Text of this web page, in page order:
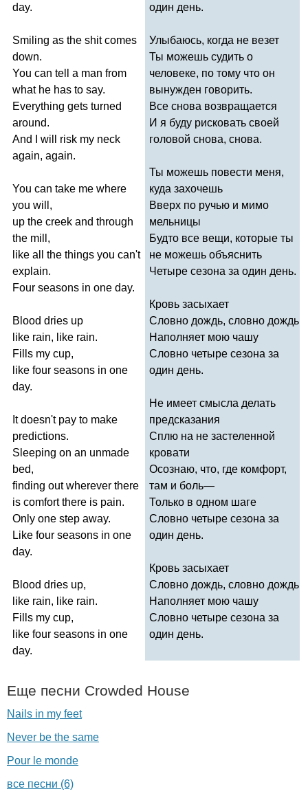
day.
Smiling as the shit comes
down.
You can tell a man from
what he has to say.
Everything gets turned
around.
And
will risk my neck
again, again.
You can take me where
you will ,
up the creek and through
the mill ,
like all the things you can't
explain.
Four seasons in one day.
Blood dries up
like rain, like rain.
Fills my cup,
like four seasons in one
day.
It doesn't pay to make
predictions.
Sleeping on an unmade
bed,
finding out wherever there
is comfort there is pain.
Only one step away.
Like four seasons in one
day.
Blood dries up,
like rain, like rain.
Fills my cup,
like four seasons in one
day.
один день.
Улыбаюсь, когда не везет
Ты можешь судить о
человеке, по тому что он
вынужден говорить.
Все снова возвращается
И я буду рисковать своей
головой снова, снова.
Ты можешь повести меня,
куда захочешь
Вверх по ручью и мимо
мельницы
Будто все вещи, которые ты
не можешь объяснить
Четыре сезона за один день.
Кровь засыхает
Словно дождь, словно дождь
Наполняет мою чашу
Словно четыре сезона за
один день.
Не имеет смысла делать
предсказания
Сплю на не застеленной
кровати
Осознаю, что, где комфорт,
там и боль—
Только в одном шаге
Словно четыре сезона за
один день.
Кровь засыхает
Словно дождь, словно дождь
Наполняет мою чашу
Словно четыре сезона за
один день.
Еще песни Crowded House
Nails in my feet
Never be the same
Pour le monde
все песни (6)